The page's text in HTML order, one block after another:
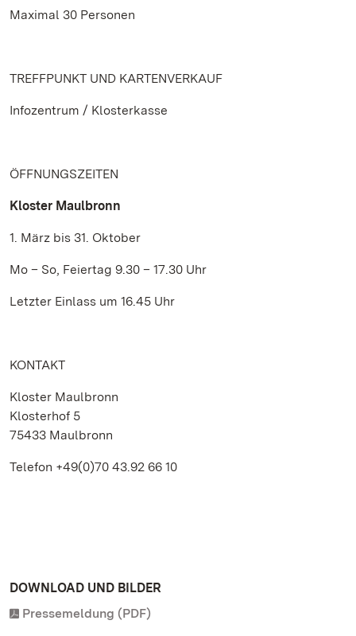
Maximal 30 Personen
TREFFPUNKT UND KARTENVERKAUF
Infozentrum / Klosterkasse
ÖFFNUNGSZEITEN
Kloster Maulbronn
1. März bis 31. Oktober
Mo – So, Feiertag 9.30 – 17.30 Uhr
Letzter Einlass um 16.45 Uhr
KONTAKT
Kloster Maulbronn
Klosterhof 5
75433 Maulbronn
Telefon +49(0)70 43.92 66 10
DOWNLOAD UND BILDER
Pressemeldung (PDF)